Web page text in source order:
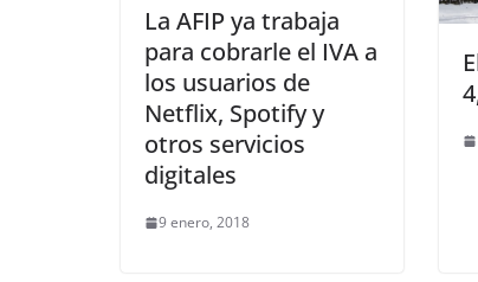
La AFIP ya trabaja
para cobrarle el IVA a
los usuarios de
Netflix, Spotify y
otros servicios
digitales
9 enero, 2018